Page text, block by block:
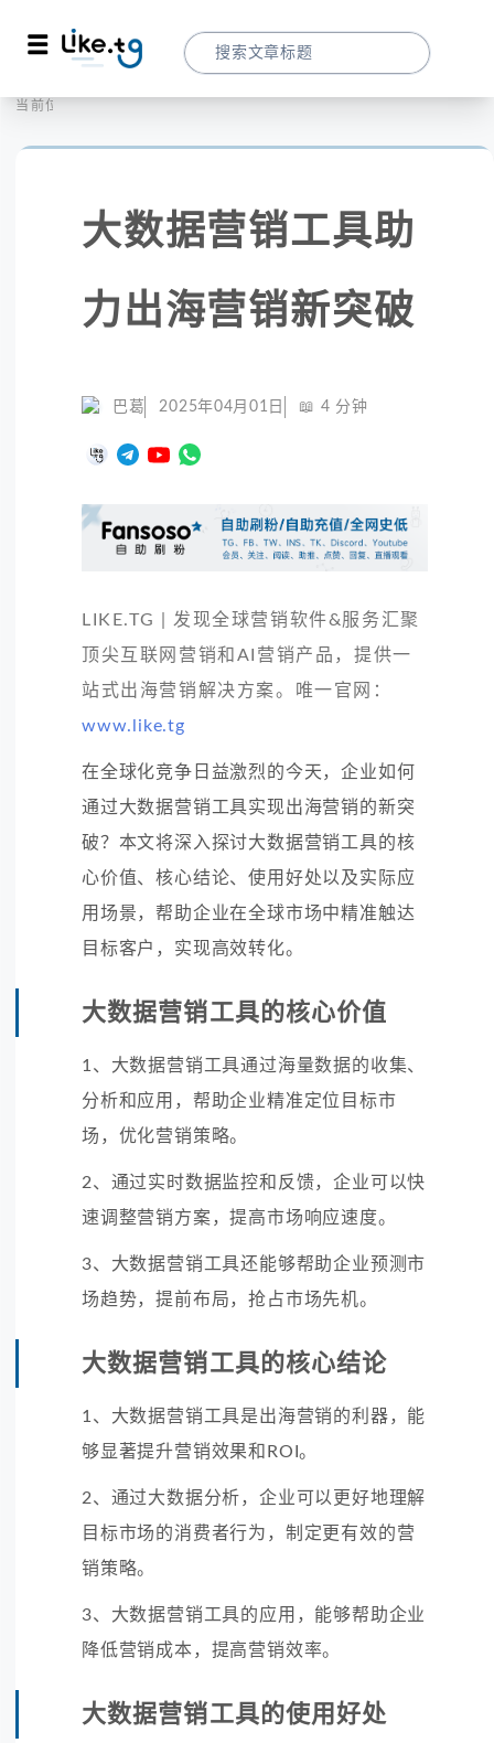
当前位置：
大数据营销工具助
力出海营销新突破
巴葛 2025年04月01日 📖 4 分钟
LIKE.TG | 发现全球营销软件&服务汇聚
顶尖互联网营销和AI营销产品，提供一
站式出海营销解决方案。唯一官网：
www.like.tg
在全球化竞争日益激烈的今天，企业如何
通过大数据营销工具实现出海营销的新突
破？本文将深入探讨大数据营销工具的核
心价值、核心结论、使用好处以及实际应
用场景，帮助企业在全球市场中精准触达
目标客户，实现高效转化。
大数据营销工具的核心价值
1、大数据营销工具通过海量数据的收集、
分析和应用，帮助企业精准定位目标市
场，优化营销策略。
2、通过实时数据监控和反馈，企业可以快
速调整营销方案，提高市场响应速度。
3、大数据营销工具还能够帮助企业预测市
场趋势，提前布局，抢占市场先机。
大数据营销工具的核心结论
1、大数据营销工具是出海营销的利器，能
够显著提升营销效果和ROI。
2、通过大数据分析，企业可以更好地理解
目标市场的消费者行为，制定更有效的营
销策略。
3、大数据营销工具的应用，能够帮助企业
降低营销成本，提高营销效率。
大数据营销工具的使用好处